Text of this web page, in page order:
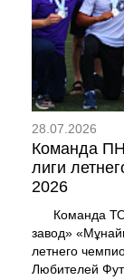
28.07.2026
Команда
лиги
2026
Команда ТОО
завод»
летнего
Любителей